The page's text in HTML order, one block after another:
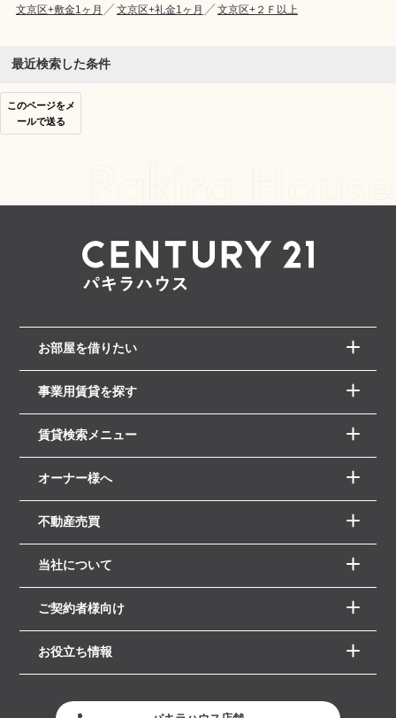
文京区+敷金1ヶ月
文京区+礼金1ヶ月 文京区+２Ｆ以上
最近検索した条件
このページをメ
ールで送る
お部屋を借りたい
事業用賃貸を探す
賃貸検索メニュー
オーナー様へ
不動産売買
当社について
ご契約者様向け
お役立ち情報